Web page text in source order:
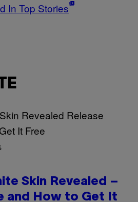
In Top Stories
Skin Revealed –
and How to Get It